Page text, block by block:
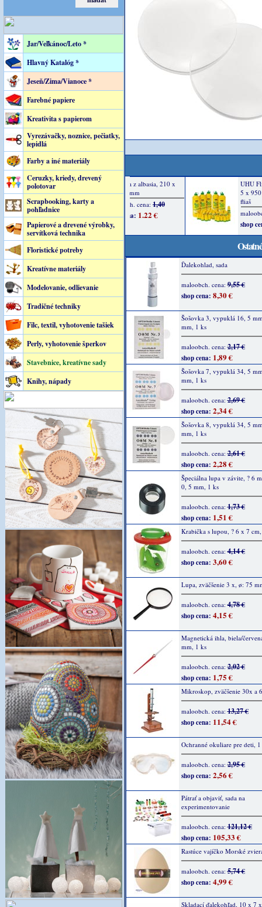
Jar/Veľkánoc/Leto *
Hlavný Katalóg *
Jeseň/Zima/Vianoce *
Farebné papiere
Kreativita s papierom
Vyrezávačky, noznice, pečiatky,
lepidlá
Farby a iné materiály
Ceruzky, kriedy, drevený
polotovar
Scrapbooking, karty a
pohľadnice
Papierové a drevené výrobky,
servítková technika
Floristické potreby
Kreatívne materiály
Modelovanie, odlievanie
Tradičné techniky
Filc, textil, vyhotovenie tašiek
Perly, vyhotovenie šperkov
Stavebnice, kreatívne sady
Knihy, nápady
Ďalekohlad, sada
maloobch. cena:9,55 €
shop cena: 8,30 €
Šošovka 3, vypuklá 16, 5
mm, 1 ks
maloobch. cena:2,17 €
shop cena: 1,89 €
Šošovka 7, vypuklá 34, 5
mm, 1 ks
maloobch. cena:2,69 €
shop cena: 2,34 €
Šošovka 8, vypuklá 34, 5
mm, 1 ks
maloobch. cena:2,61 €
shop cena: 2,28 €
Špeciálna lupa v závite, ? 6
0, 5 mm, 1 ks
maloobch. cena:1,73 €
shop cena: 1,51 €
Krabička s lupou, ? 6 x 7
maloobch. cena:4,14 €
shop cena: 3,60 €
Lupa, zväčšenie 3 x, ø: 75
maloobch. cena:4,78 €
shop cena: 4,15 €
Magnetická ihla, biela/
mm, 1 ks
maloobch. cena:2,02 €
shop cena: 1,75 €
Mikroskop, zväčšenie 30x a
maloobch. cena:13,27 €
shop cena: 11,54 €
Ochranné okuliare pre deti, 1
maloobch. cena:2,95 €
shop cena: 2,56 €
Pátrať a objaviť, sada na
experimentovanie
maloobch. cena:121,12 €
shop cena: 105,33 €
Rastúce vajíčko Morské
maloobch. cena:5,74 €
shop cena: 4,99 €
Skladací ďalekohľad, 10 x 7